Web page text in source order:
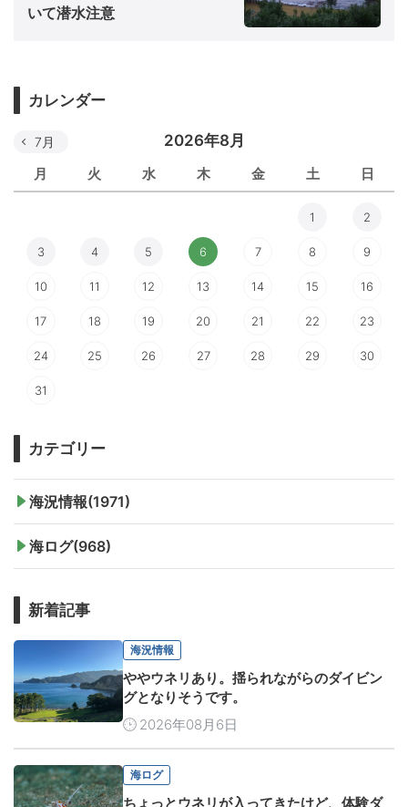
いて潜水注意
カレンダー
2026年8月
月 火 水 木 金 土 日
7月
1 2
3 4 5 6 7 8 9
10 11 12 13 14 15 16
17 18 19 20 21 22 23
24 25 26 27 28 29 30
31
カテゴリー
海況情報(1971)
海ログ(968)
新着記事
海況情報
ややウネリあり。揺られながらのダイビン
グとなりそうです。
2026年08月6日
海ログ
ちょっとウネリが入ってきたけど、体験ダ